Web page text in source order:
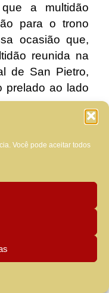
Você pode aceitar todos
a multidão
para o trono
ocasião que,
reunida na
de San Pietro,
prelado ao lado
como uma
ele não era
«...
"... sim! Então
puxamos na
da cúria
intercalar
de agosto
seu quarto,